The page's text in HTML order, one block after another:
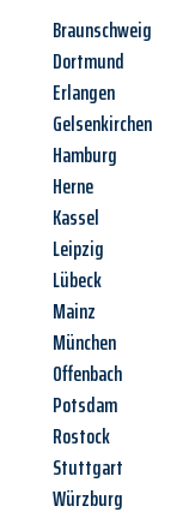
Braunschweig
Dortmund
Erlangen
Gelsenkirchen
Hamburg
Herne
Kassel
Leipzig
Lübeck
Mainz
München
Offenbach
Potsdam
Rostock
Stuttgart
Würzburg